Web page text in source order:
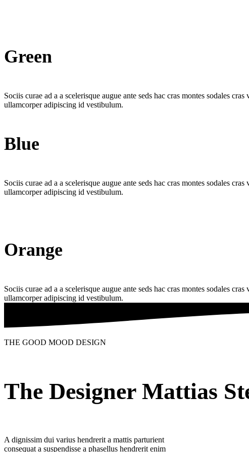
Green
Sociis curae ad a a scelerisque augue ante seds hac cras montes sodales
ullamcorper adipiscing id vestibulum.
Blue
Sociis curae ad a a scelerisque augue ante seds hac cras montes sodales
ullamcorper adipiscing id vestibulum.
Orange
Sociis curae ad a a scelerisque augue ante seds hac cras montes sodales
ullamcorper adipiscing id vestibulum.
THE GOOD MOOD DESIGN
The Designer Mattias
A dignissim dui varius hendrerit a mattis parturient
consequat a suspendisse a phasellus hendrerit enim